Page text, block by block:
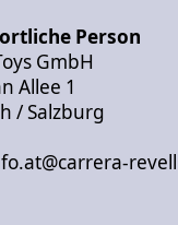
Person
GmbH
Allee 1
/ Salzburg